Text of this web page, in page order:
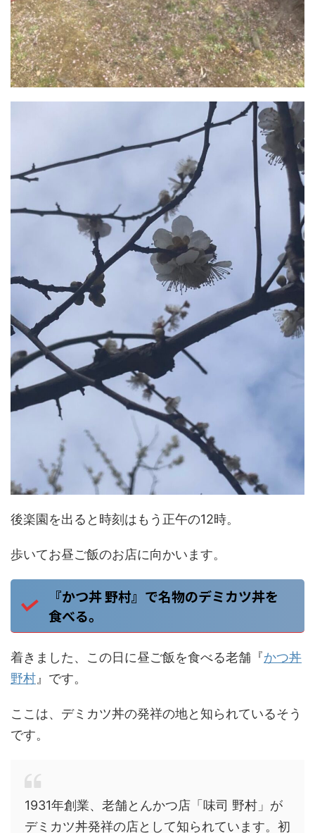
後楽園を出ると時刻はもう正午の12時。
歩いてお昼ご飯のお店に向かいます。
『かつ丼 野村』で名物のデミカツ丼を
食べる。
着きました、この日に昼ご飯を食べる老舗『かつ丼
野村 』です。
ここは、デミカツ丼の発祥の地と知られているそう
です。
1931年創業、老舗とんかつ店「味司 野村」が
デミカツ丼発祥の店として知られています。初